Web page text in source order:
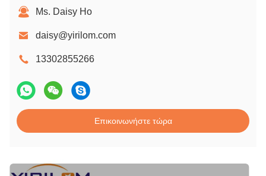
Ms. Daisy Ho
daisy@yirilom.com
13302855266
Επικοινωνήστε τώρα